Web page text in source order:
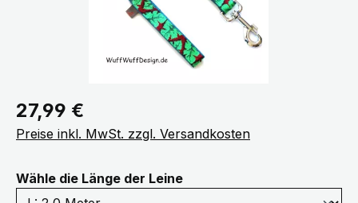
Regulärer Preis:
27,99 €
Preise inkl. MwSt. zzgl. Versandkosten
Wähle die Länge der Leineauswählen